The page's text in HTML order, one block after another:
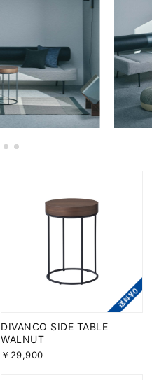
DIVANCO SIDE TABLE
WALNUT
￥29,900